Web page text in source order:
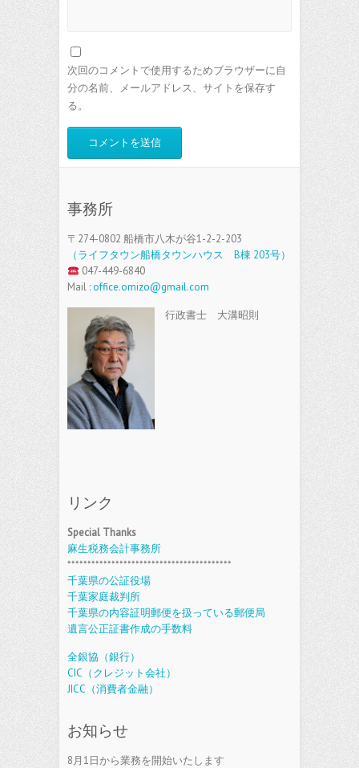
次回のコメントで使用するためブラウザーに自
分の名前、メールアドレス、サイトを保存す
る。
事務所
〒274-0802 船橋市八木が谷1-2-2-203
（ライフタウン船橋タウンハウス B棟 203号）
047-449-6840
Mail :office.omizo@gmail.com
行政書士 大溝昭則
リンク
Special Thanks
麻生税務会計事務所
*****************************************
千葉県の公証役場
千葉家庭裁判所
千葉県の内容証明郵便を扱っている郵便局
遺言公正証書作成の手数料
全銀協（銀行）
CIC（クレジット会社）
JICC（消費者金融）
お知らせ
8月1日から業務を開始いたします